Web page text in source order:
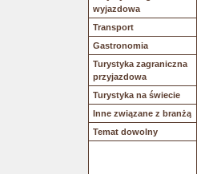
wyjazdowa
Transport
Gastronomia
Turystyka zagraniczna
przyjazdowa
Turystyka na świecie
Inne związane z branżą
Temat dowolny